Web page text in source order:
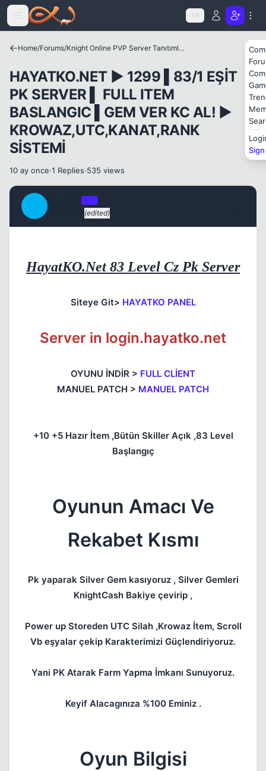
Icerige atla
TR
Home/Forums/ Knight Online PVP Server Tanıtımları
HAYATKO.NET ► 1299 ▌83/1 EŞİT
PK SERVER ▌ FULL ITEM
BASLANGIC ▌GEM VER KC AL! ►
KROWAZ,UTC,KANAT,RANK
SİSTEMİ
10 ay once·1 Replies·535 views
(edited)
HayatKO.Net 83 Level Cz Pk Server
Siteye Git> HAYATKO PANEL
Server in login.hayatko.net
OYUNU İNDİR > FULL CLİENT
MANUEL PATCH > MANUEL PATCH
+10 +5 Hazır İtem ,Bütün Skiller Açık ,83 Level
Başlangıç
Oyunun Amacı Ve
Rekabet Kısmı
Pk yaparak Silver Gem kasıyoruz , Silver Gemleri
KnightCash Bakiye çevirip ,
Power up Storeden UTC Silah ,Krowaz İtem, Scroll
Vb eşyalar çekip Karakterimizi Güçlendiriyoruz.
Yani PK Atarak Farm Yapma İmkanı Sunuyoruz.
Keyif Alacagınıza %100 Eminiz .
Oyun Bilgisi